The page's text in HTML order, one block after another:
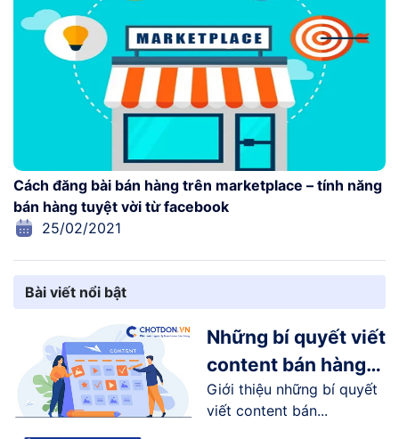
Cách đăng bài bán hàng trên marketplace – tính năng
bán hàng tuyệt vời từ facebook
25/02/2021
Bài viết nổi bật
Những bí quyết viết
content bán hàng
online trên
Facebook
Giới thiệu những bí quyết
viết content bán...